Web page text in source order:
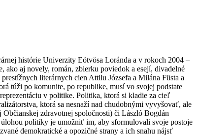
histórie Univerzity Eötvösa Loránda a v rokoch 2004 –
aj novely, román, zbierku poviedok a esejí, divadelné
literárnych cien Attilu Józsefa a Milána Füsta a
túži po komunite, po republike, musí vo svojej podstate
v politike. Politika, ktorá si kladie za cieľ
ktorá sa nesnaží nad chudobnými vyvyšovať, ale
zdravotnej spoločnosti) či László Bogdán
politiky je umožniť im, aby sformulovali svoje postoje
demokratické a opozičné strany a ich snahu nájsť